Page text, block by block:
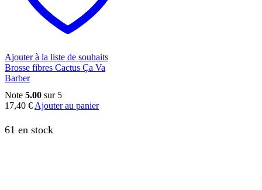
Ajouter à la liste de souhaits
Brosse fibres Cactus Ça Va
Barber
Note 5.00 sur 5
17,40 € Ajouter au panier
61 en stock